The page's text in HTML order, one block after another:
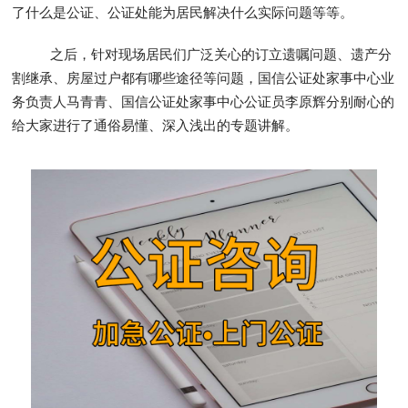
了什么是公证、公证处能为居民解决什么实际问题等等。
之后，针对现场居民们广泛关心的订立遗嘱问题、遗产分
割继承、房屋过户都有哪些途径等问题，国信公证处家事中心业
务负责人马青青、国信公证处家事中心公证员李原辉分别耐心的
给大家进行了通俗易懂、深入浅出的专题讲解。